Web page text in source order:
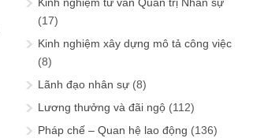
Kinh nghiệm tư vấn Quản trị Nhân sự
(17)
Kinh nghiệm xây dựng mô tả công việc
(8)
Lãnh đạo nhân sự (8)
Lương thưởng và đãi ngộ (112)
Pháp chế – Quan hệ lao động (136)